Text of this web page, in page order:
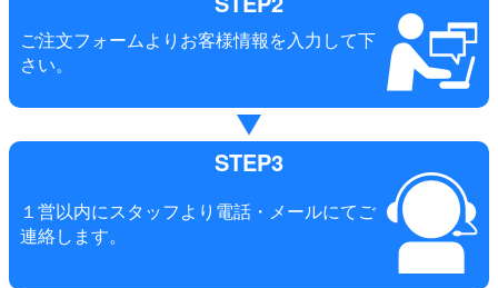
ご注文フォームよりお客様情報を入力して下
さい。
STEP3
１営以内にスタッフより電話・メールにてご
連絡します。